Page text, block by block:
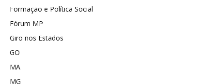
Formação e Política Social
Fórum MP
Giro nos Estados
GO
MA
MG